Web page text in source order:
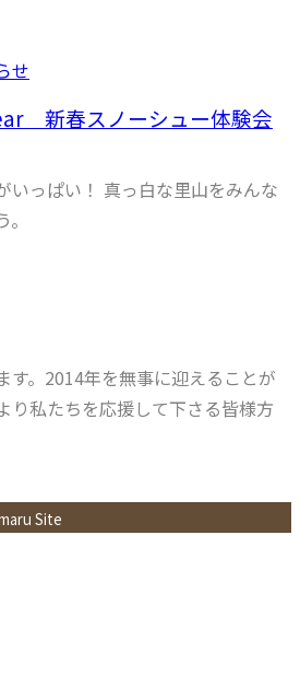
せ
新春スノーシュー体験会
いっぱい！ 真っ白な里山をみんな
す。2014年を無事に迎えることが
り私たちを応援して下さる皆様方
Site